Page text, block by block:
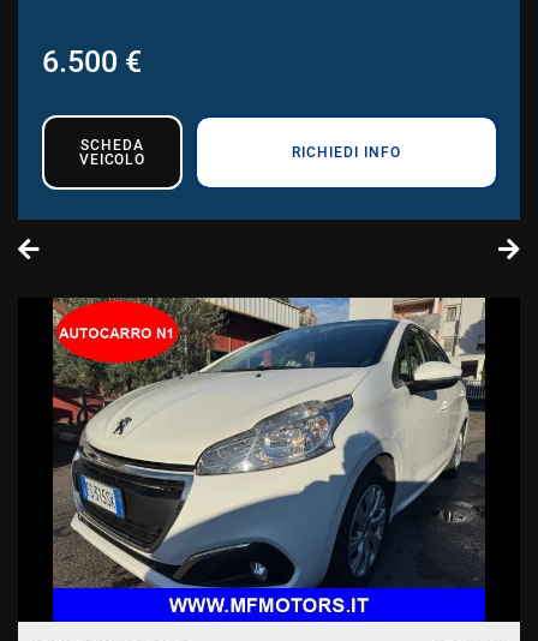
6.500 €
SCHEDA
VEICOLO
RICHIEDI INFO
AZIENDALE